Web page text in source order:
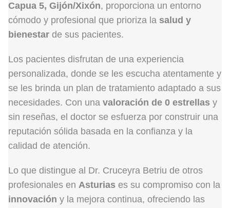
Capua 5, Gijón/Xixón, proporciona un entorno
cómodo y profesional que prioriza la salud y
bienestar de sus pacientes.
Los pacientes disfrutan de una experiencia
personalizada, donde se les escucha atentamente y
se les brinda un plan de tratamiento adaptado a sus
necesidades. Con una valoración de 0 estrellas y
sin reseñas, el doctor se esfuerza por construir una
reputación sólida basada en la confianza y la
calidad de atención.
Lo que distingue al Dr. Cruceyra Betriu de otros
profesionales en Asturias es su compromiso con la
innovación y la mejora continua, ofreciendo las